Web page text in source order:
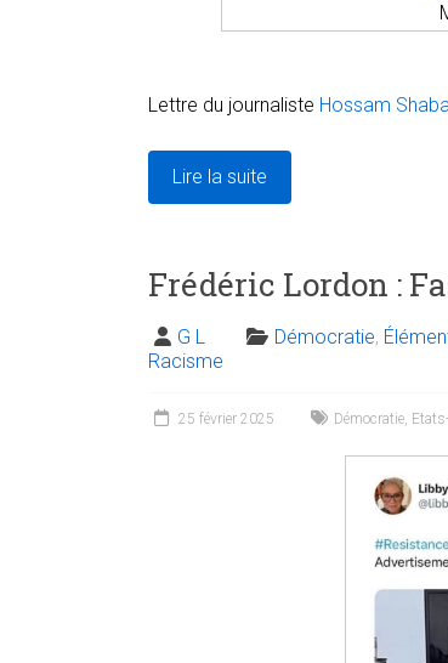
Lettre du journaliste Hossam
Lire la suite
Frédéric Lordon :
G L Démocratie,
Racisme
25 février 2025 Démocratie,